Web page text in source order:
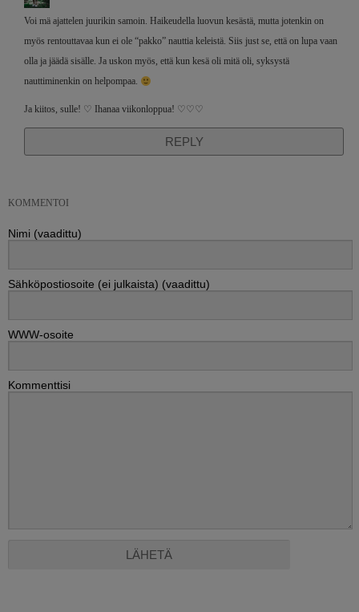
Voi mä ajattelen juurikin samoin. Haikeudella luovun kesästä, mutta jotenkin on
myös rentouttavaa kun ei ole “pakko” nauttia keleistä. Siis just se, että on lupa vaan
olla ja jäädä sisälle. Ja uskon myös, että kun kesä oli mitä oli, syksystä
nauttiminenkin on helpompaa.
Ja kiitos, sulle! ♡ Ihanaa viikonloppua! ♡♡♡
REPLY
KOMMENTOI
Nimi (vaadittu)
Sähköpostiosoite (ei julkaista) (vaadittu)
WWW-osoite
Kommenttisi